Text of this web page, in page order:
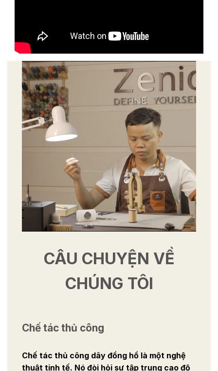
CÂU CHUYỆN VỀ
CHÚNG TÔI
Chế tác thủ công
Chế tác thủ công dây đồng hồ là một nghệ
thuật tinh tế. Nó đòi hỏi sự tập trung cao độ